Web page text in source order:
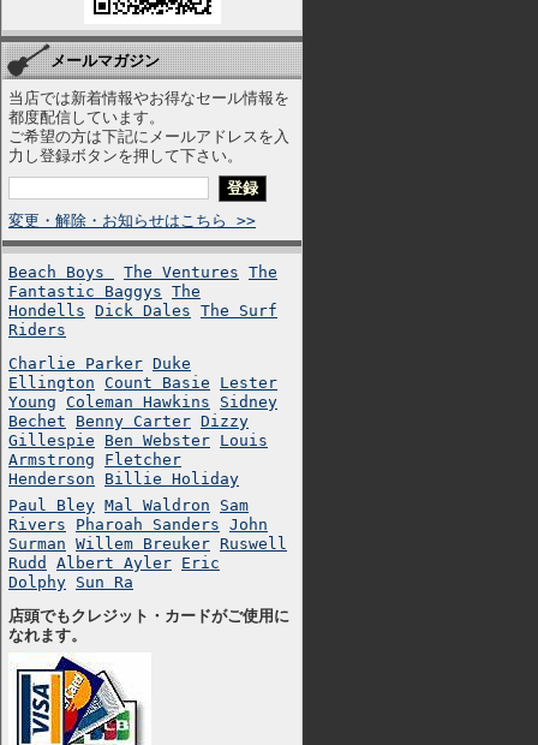
メールマガジン
当店では新着情報やお得なセール情報を
都度配信しています。
ご希望の方は下記にメールアドレスを入
力し登録ボタンを押して下さい。
変更・解除・お知らせはこちら >>
Beach Boys The Ventures The
Fantastic Baggys The
Hondells Dick Dales The Surf
Riders
Charlie Parker Duke
Ellington Count Basie
Lester
Young Coleman Hawkins
Sidney
Bechet
Benny Carter Dizzy
Gillespie
Ben Webster Louis
Armstrong
Fletcher
Henderson
Billie Holiday
Paul Bley Mal Waldron
Sam
Rivers
Pharoah Sanders John
Surman Willem Breuker Ruswell
Rudd
Albert Ayler Eric
Dolphy Sun Ra
店頭でもクレジット・カードがご使用に
なれます。